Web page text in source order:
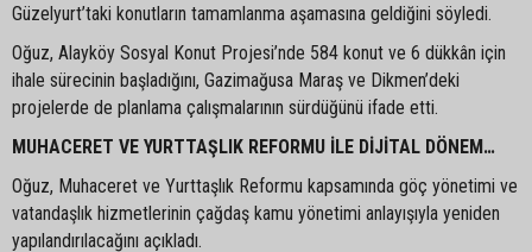
Güzelyurt’taki konutların tamamlanma aşamasına geldiğini söyledi.
Oğuz, Alayköy Sosyal Konut Projesi’nde 584 konut ve 6 dükkân için
ihale sürecinin başladığını, Gazimağusa Maraş ve Dikmen’deki
projelerde de planlama çalışmalarının sürdüğünü ifade etti.
MUHACERET VE YURTTAŞLIK REFORMU İLE DİJİTAL DÖNEM…
Oğuz, Muhaceret ve Yurttaşlık Reformu kapsamında göç yönetimi ve
vatandaşlık hizmetlerinin çağdaş kamu yönetimi anlayışıyla yeniden
yapılandırılacağını açıkladı.